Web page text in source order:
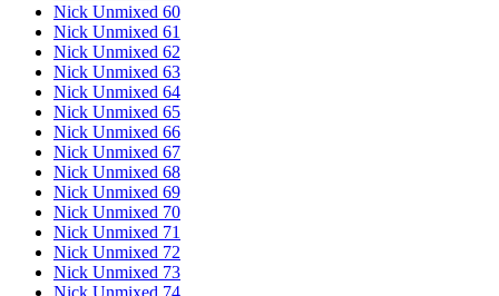
Nick Unmixed 60
Nick Unmixed 61
Nick Unmixed 62
Nick Unmixed 63
Nick Unmixed 64
Nick Unmixed 65
Nick Unmixed 66
Nick Unmixed 67
Nick Unmixed 68
Nick Unmixed 69
Nick Unmixed 70
Nick Unmixed 71
Nick Unmixed 72
Nick Unmixed 73
Nick Unmixed 74